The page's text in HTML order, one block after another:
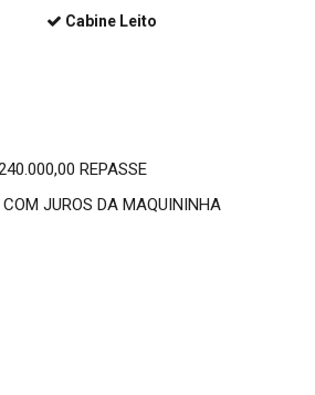
Cabine Leito
REPASSE
JUROS DA MAQUININHA